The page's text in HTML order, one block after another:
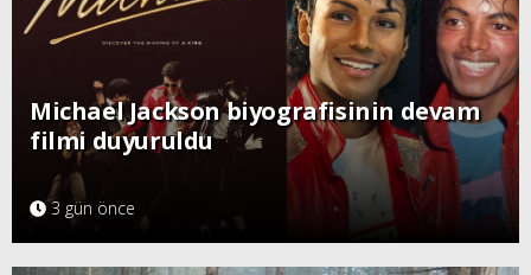
Michael Jackson biyografisinin devam
filmi duyuruldu
3 gün önce